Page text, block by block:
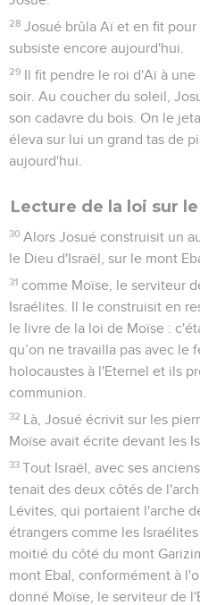
28 Josué brûla Aï et en fit
subsiste encore aujourd'hui.
29 Il fit pendre le roi d'Aï à
soir. Au coucher du soleil,
son cadavre du bois. On le
éleva sur lui un grand tas de
aujourd'hui.
Lecture de la loi sur
30 Alors Josué construisit un
le Dieu d'Israël, sur le mont
31 comme Moïse, le serviteur
Israélites. Il le construisit en
le livre de la loi de Moïse :
qu’on ne travailla pas avec le
holocaustes à l'Eternel et ils
communion.
32 Là, Josué écrivit sur les
Moïse avait écrite devant les
33 Tout Israël, avec ses
tenait des deux côtés de
Lévites, qui portaient l'arche
étrangers comme les
moitié du côté du mont
mont Ebal, conformément à
donné Moïse, le serviteur de